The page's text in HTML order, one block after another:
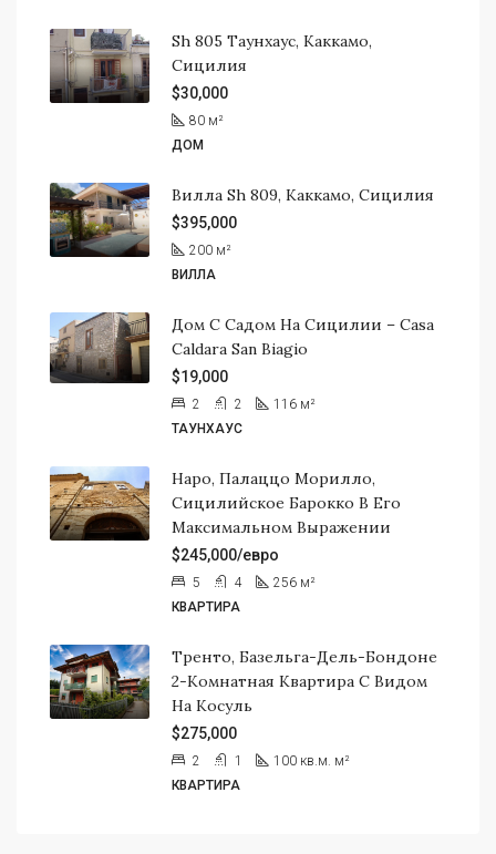
Sh 805 Таунхаус, Каккамо,
Сицилия
$30,000
80 м²
ДОМ
Вилла Sh 809, Каккамо, Сицилия
$395,000
200 м²
ВИЛЛА
Дом С Садом На Сицилии – Casa
Caldara San Biagio
$19,000
2 2 116 м²
ТАУНХАУС
Наро, Палаццо Морилло,
Сицилийское Барокко В Его
Максимальном Выражении
$245,000/евро
5 4 256 м²
КВАРТИРА
Тренто, Базельга-Дель-Бондоне
2-Комнатная Квартира С Видом
На Косуль
$275,000
2 1 100 кв.м. м²
КВАРТИРА